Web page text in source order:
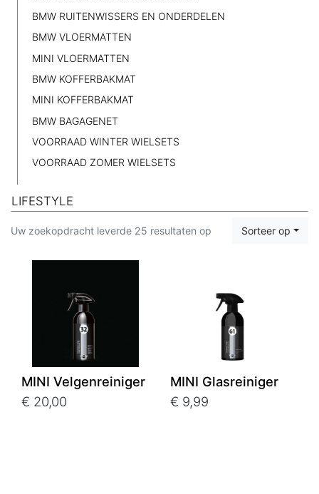
BMW RUITENWISSERS EN ONDERDELEN
BMW VLOERMATTEN
MINI VLOERMATTEN
BMW KOFFERBAKMAT
MINI KOFFERBAKMAT
BMW BAGAGENET
VOORRAAD WINTER WIELSETS
VOORRAAD ZOMER WIELSETS
LIFESTYLE
Uw zoekopdracht leverde 25 resultaten op Sorteer op
MINI Velgenreiniger
€ 20,00
MINI Glasreiniger
€ 9,99